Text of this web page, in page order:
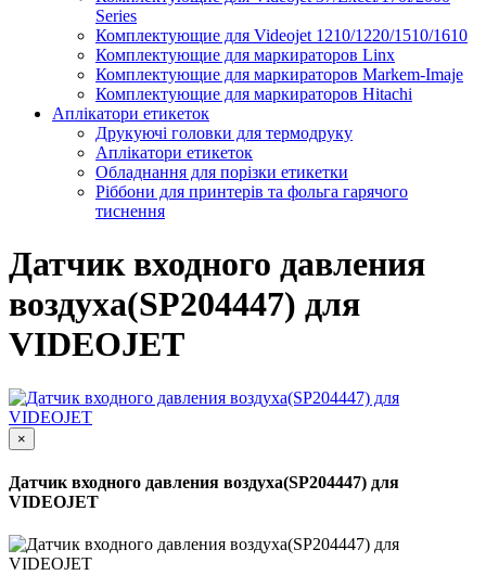
Series
Комплектующие для Videojet 1210/1220/1510/1610
Комплектующие для маркираторов Linx
Комплектующие для маркираторов Markem-Imaje
Комплектующие для маркираторов Hitachi
Аплікатори етикеток
Друкуючі головки для термодруку
Аплікатори етикеток
Обладнання для порізки етикетки
Ріббони для принтерів та фольга гарячого
тиснення
Датчик входного давления
воздуха(SP204447) для
VIDEOJET
×
Датчик входного давления воздуха(SP204447) для
VIDEOJET